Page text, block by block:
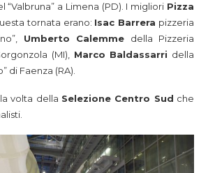
“Valbruna” a Limena (PD). I migliori Pizza
tornata erano: Isac Barrera pizzeria
Umberto Calemme della Pizzeria
(MI), Marco Baldassarri della
di Faenza (RA).
volta della Selezione Centro Sud che